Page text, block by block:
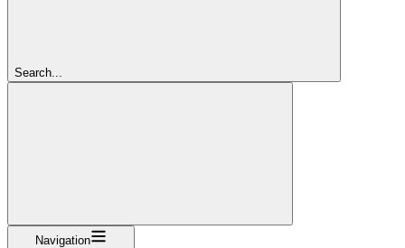
Search...
Navigation